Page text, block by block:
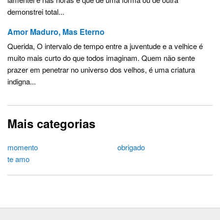
demonstrei total...
Amor Maduro, Mas Eterno
Querida, O intervalo de tempo entre a juventude e a velhice é
muito mais curto do que todos imaginam. Quem não sente
prazer em penetrar no universo dos velhos, é uma criatura
indigna...
Mais categorias
momento
obrigado
te amo